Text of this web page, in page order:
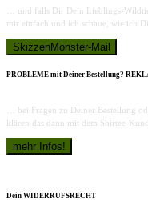
… und falls Dir Dein Lieblings-
mir einfach und ich schaue, wie ich
PROBLEME mit Deiner Bestellung?
… bei Fragen zu Deiner Bestellung
klären das dann mit dem Shirtee-
Dein WIDERRUFSRECHT